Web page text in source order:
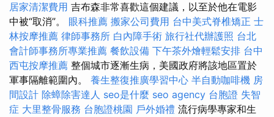
居家清潔費用 吉布森非常喜歡這個建議，以至於他在電影
中被“取消”。 眼科推薦 搬家公司費用 台中美式脊椎矯正 士
林按摩推薦 律師事務所 白內障手術 旅行社代辦護照 台北
會計師事務所專業推薦 餐飲設備 下午茶外燴輕鬆安排 台中
西屯按摩推薦 整個城市逐漸生病，美國政府將該地區置於
軍事隔離範圍內。 養生整復推廣學習中心 半自動咖啡機 房
間設計 除蟑除害達人 seo是什麼 seo agency 台胞證 失智
症 大里整骨服務 台胞證桃園 戶外婚禮 流行病學專家和生